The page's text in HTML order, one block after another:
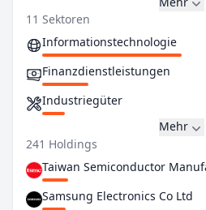
11 Sektoren
Informationstechnologie
Finanzdienstleistungen
Industriegüter
Mehr
241 Holdings
Taiwan Semiconductor
Samsung Electronics Co Ltd